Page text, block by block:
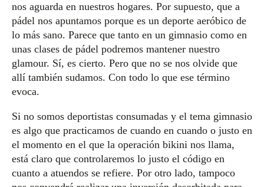
nos aguarda en nuestros hogares. Por supuesto, que a
pádel nos apuntamos porque es un deporte aeróbico de
lo más sano. Parece que tanto en un gimnasio como en
unas clases de pádel podremos mantener nuestro
glamour. Sí, es cierto. Pero que no se nos olvide que
allí también sudamos. Con todo lo que ese término
evoca.
Si no somos deportistas consumadas y el tema gimnasio
es algo que practicamos de cuando en cuando o justo en
el momento en el que la operación bikini nos llama,
está claro que controlaremos lo justo el código en
cuanto a atuendos se refiere. Por otro lado, tampoco